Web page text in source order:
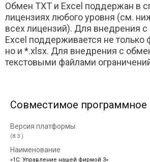
Обмен TXT и Excel поддержан в
лицензиях любого уровня (см.
всех лицензий). Для внедрения
Excel поддерживается не только
но и *.xlsx. Для внедрения с
текстовыми файлами
Совместимое программное
(8.3 )
«1С: Управление нашей фирмой 3»